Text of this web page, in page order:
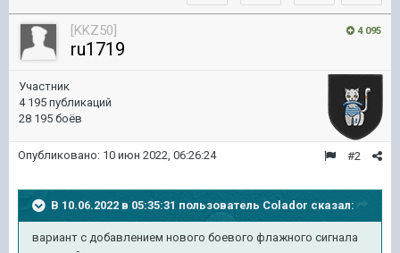
4 095
[KKZ50]
ru1719
Участник
4 195 публикаций
28 195 боёв
#2
Опубликовано: 10 июн 2022, 06:26:24
В 10.06.2022 в 05:35:31 пользователь Colador сказал:
вариант с добавлением нового боевого флажного сигнала